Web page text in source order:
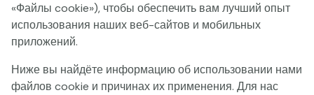
Войти
«Файлы cookie»), чтобы обеспечить вам лучший опыт
использования наших веб-сайтов и мобильных
приложений.
Ниже вы найдёте информацию об использовании нами
файлов cookie и причинах их применения. Для нас